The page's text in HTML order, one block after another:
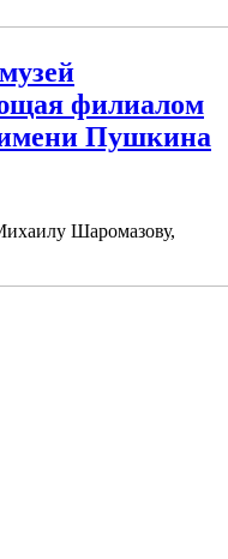
филиалом
имени Пушкина
Шаромазову,